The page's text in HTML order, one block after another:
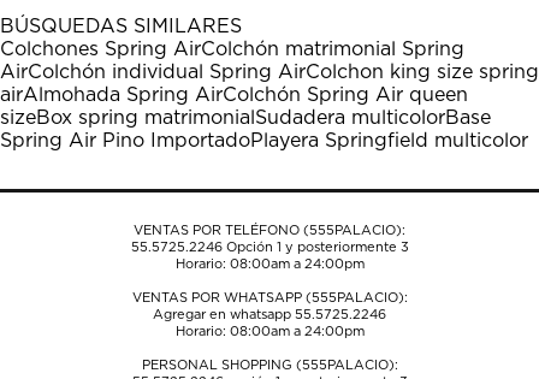
1
estrella
Esta
acción
abrirá
el
formulario
envío.
estrellas.
Esta
acción
abrirá
el
formulario
envío.
estrellas.
Esta
acción
abrirá
el
formulario
envío.
estrellas.
Esta
acción
abrirá
el
formulario
envío.
estrellas.
Esta
acción
abrirá
el
formulario
envío.
BÚSQUEDAS SIMILARES
Colchones Spring AirColchón matrimonial Spring
AirColchón individual Spring AirColchon king size spring
airAlmohada Spring AirColchón Spring Air queen
sizeBox spring matrimonial Sudadera multicolorBase
Spring Air Pino ImportadoPlayera Springfield multicolor
VENTAS POR TELÉFONO (555PALACIO):
55.5725.2246Opción 1 y posteriormente 3
Horario: 08:00am a 24:00pm
VENTAS POR WHATSAPP (555PALACIO):
Agregar en whatsapp 55.5725.2246
Horario: 08:00am a 24:00pm
PERSONAL SHOPPING (555PALACIO):